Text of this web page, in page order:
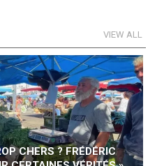
VIEW ALL
CHERS ? FRÉDÉRIC